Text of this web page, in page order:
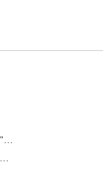
“38+1”！沈阳文旅听劝、宠客，又一景区加入“东北超”优惠名单！
全国首个跨省区城市足球超级IP有何特色？走进沈阳现场去看看